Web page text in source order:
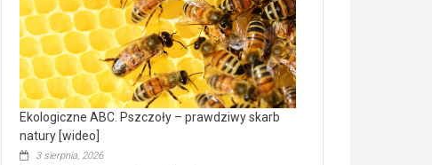
dofinansowaniem
ponad
15,6
mln
na
modernizację
oczyszczalni
ścieków
[wideo]
Ekologiczne ABC. Pszczoły – prawdziwy skarb
natury [wideo]
3 sierpnia, 2026